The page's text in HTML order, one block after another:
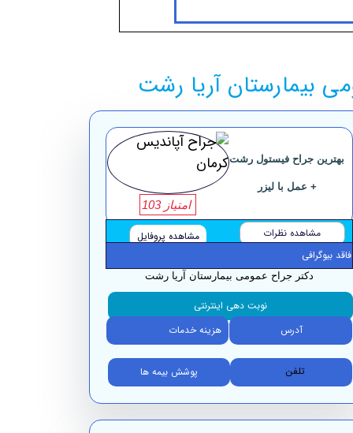
بیمارستان آریا رشت
بهترین جراح فیستول رشت
+ عمل با لیزر
امتیاز 103
مشاهده نظرات
مشاهده پروفایل
فاقد بیوگرافی
دکتر جراح عمومی بیمارستان آریا رشت
نوبت دهی اینترنتی
آدرس
هزینه خدمات
تلفن پوشش بیمه ها